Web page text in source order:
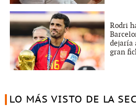
Rodri
dejaría
gran
LO MÁS VISTO DE LA